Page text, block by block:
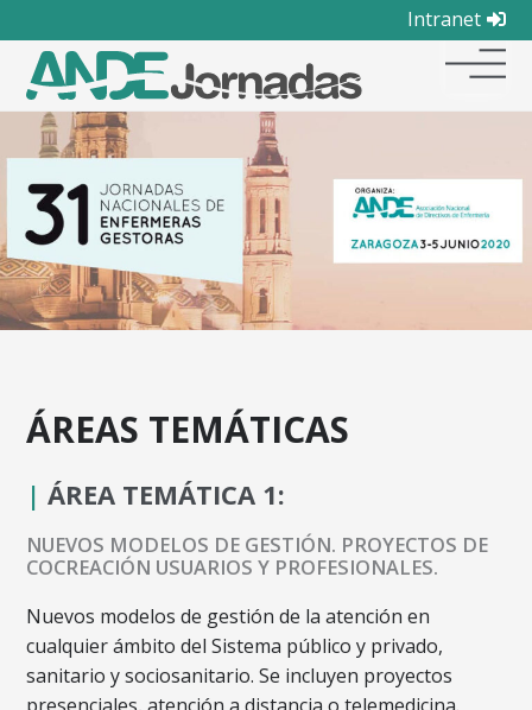
Intranet
ÁREAS TEMÁTICAS
| ÁREA TEMÁTICA 1:
NUEVOS MODELOS DE GESTIÓN. PROYECTOS DE
COCREACIÓN USUARIOS Y PROFESIONALES.
Nuevos modelos de gestión de la atención en
cualquier ámbito del Sistema público y privado,
sanitario y sociosanitario. Se incluyen proyectos